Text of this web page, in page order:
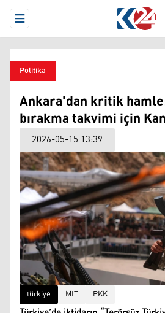
Open Menu
Politika
Ankara'dan kritik
bırakma takvimi için
2026-05-15 13:39
türkiye MİT PKK